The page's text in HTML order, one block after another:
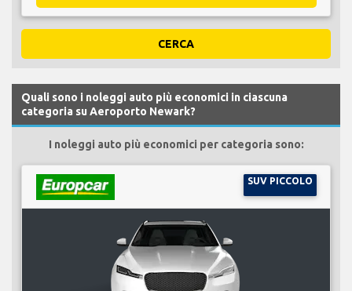
CERCA
Quali sono i noleggi auto più economici in ciascuna
categoria su Aeroporto Newark?
I noleggi auto più economici per categoria sono:
SUV PICCOLO